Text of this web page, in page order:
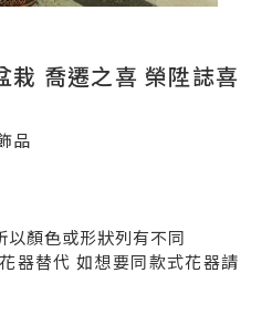
栽 喬遷之喜 榮陞誌喜
品
顏色或形狀列有不同
器替代 如想要同款式花器請